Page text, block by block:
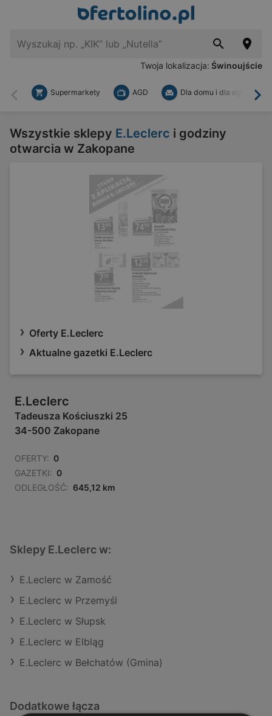
Twoja lokalizacja: Świnoujście
Wstecz
Supermarkety AGD Dla domu i dla ogrodu
Wszystkie sklepy E.Leclerc i godziny
otwarcia w Zakopane
Oferty E.Leclerc
Aktualne gazetki E.Leclerc
E.Leclerc
Tadeusza Kościuszki 25
34-500 Zakopane
OFERTY: 0
GAZETKI: 0
ODLEGŁOŚĆ: 645,12 km
Sklepy E.Leclerc w:
E.Leclerc w Zamość
E.Leclerc w Przemyśl
E.Leclerc w Słupsk
E.Leclerc w Elbląg
E.Leclerc w Bełchatów (Gmina)
Dodatkowe łącza